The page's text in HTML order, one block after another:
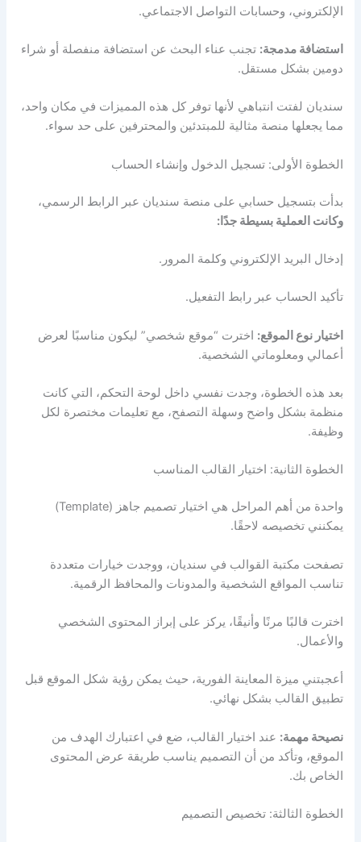
الإلكتروني، وحسابات التواصل الاجتماعي.
استضافة مدمجة: تجنب عناء البحث عن استضافة منفصلة أو شراء
دومين بشكل مستقل.
سنديان لفتت انتباهي لأنها توفر كل هذه المميزات في مكان واحد،
مما يجعلها منصة مثالية للمبتدئين والمحترفين على حد سواء.
الخطوة الأولى: تسجيل الدخول وإنشاء الحساب
بدأت بتسجيل حسابي على منصة سنديان عبر الرابط الرسمي،
وكانت العملية بسيطة جدًا:
إدخال البريد الإلكتروني وكلمة المرور.
تأكيد الحساب عبر رابط التفعيل.
اختيار نوع الموقع: اخترت “موقع شخصي” ليكون مناسبًا لعرض
أعمالي ومعلوماتي الشخصية.
بعد هذه الخطوة، وجدت نفسي داخل لوحة التحكم، التي كانت
منظمة بشكل واضح وسهلة التصفح، مع تعليمات مختصرة لكل
وظيفة.
الخطوة الثانية: اختيار القالب المناسب
واحدة من أهم المراحل هي اختيار تصميم جاهز (Template)
يمكنني تخصيصه لاحقًا.
تصفحت مكتبة القوالب في سنديان، ووجدت خيارات متعددة
تناسب المواقع الشخصية والمدونات والمحافظ الرقمية.
اخترت قالبًا مرنًا وأنيقًا، يركز على إبراز المحتوى الشخصي
والأعمال.
أعجبتني ميزة المعاينة الفورية، حيث يمكن رؤية شكل الموقع قبل
تطبيق القالب بشكل نهائي.
نصيحة مهمة: عند اختيار القالب، ضع في اعتبارك الهدف من
الموقع، وتأكد من أن التصميم يناسب طريقة عرض المحتوى
الخاص بك.
الخطوة الثالثة: تخصيص التصميم